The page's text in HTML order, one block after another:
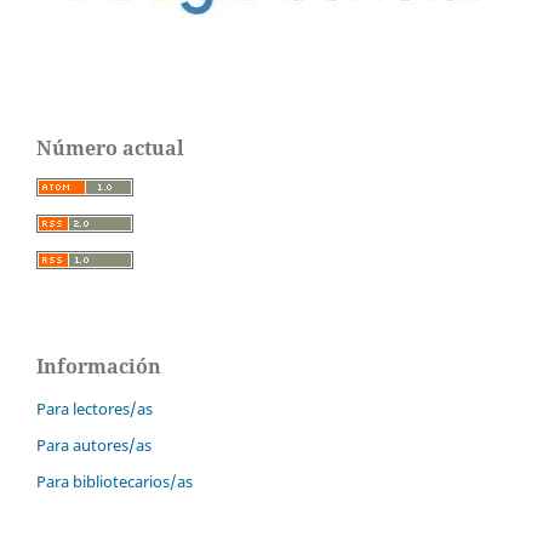
Número actual
Información
Para lectores/as
Para autores/as
Para bibliotecarios/as